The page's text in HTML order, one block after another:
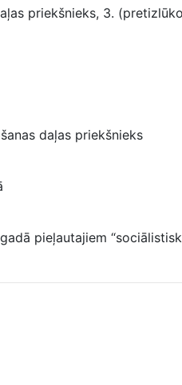
priekšnieks, 3.
daļas priekšnieks
pieļautajiem